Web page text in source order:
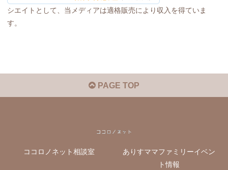
シエイトとして、当メディアは適格販売により収入を得ていま
す。
PAGE TOP
ココロノネット相談室
ありすママファミリーイベン
ト情報